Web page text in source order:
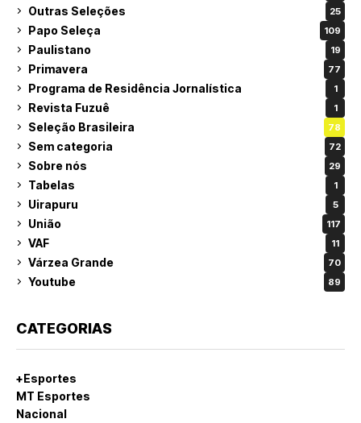
Outras Seleções 25
Papo Seleça 109
Paulistano 19
Primavera 77
Programa de Residência Jornalística 1
Revista Fuzuê 1
Seleção Brasileira 78
Sem categoria 72
Sobre nós 29
Tabelas 1
Uirapuru 5
União 117
VAF 11
Várzea Grande 70
Youtube 89
CATEGORIAS
+Esportes
MT Esportes
Nacional